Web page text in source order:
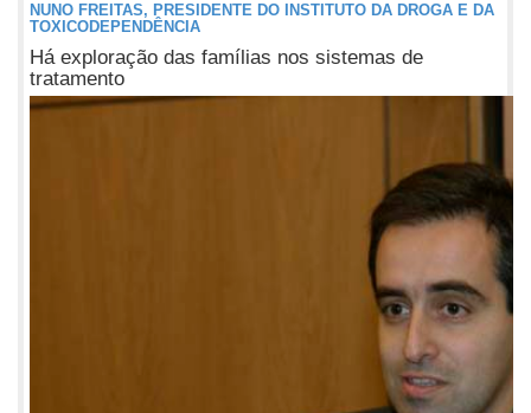
NUNO FREITAS, PRESIDENTE DO INSTITUTO DA DROGA E DA
TOXICODEPENDÊNCIA
Há exploração das famílias nos sistemas de
tratamento